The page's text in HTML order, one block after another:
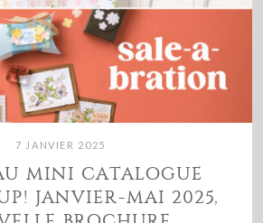
7 JANVIER 2025
MINI CATALOGUE
JANVIER-MAI 2025,